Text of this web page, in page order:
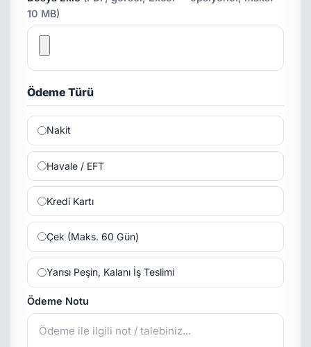
10 MB)
Ödeme Türü
Nakit
Havale / EFT
Kredi Kartı
Çek (Maks. 60 Gün)
Yarısı Peşin, Kalanı İş Teslimi
Ödeme Notu